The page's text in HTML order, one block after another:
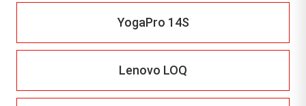
YogaPro 14S
Lenovo LOQ